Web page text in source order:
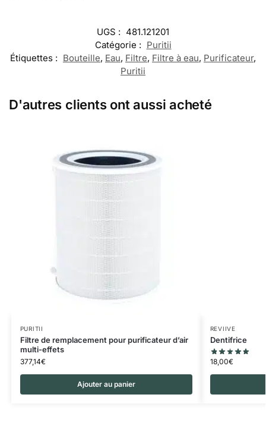
UGS : 481.121201
Catégorie : Puritii
Étiquettes : Bouteille, Eau, Filtre, Filtre à eau, Purificateur,
Puritii
D'autres clients ont aussi acheté
PURITII
Filtre de remplacement pour purificateur d’air
multi-effets
377,14€
Ajouter au panier
REVIIVE
Dentifrice
18,00€